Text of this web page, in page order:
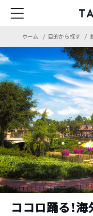
ホーム 目的から探す
ココロ踊る！